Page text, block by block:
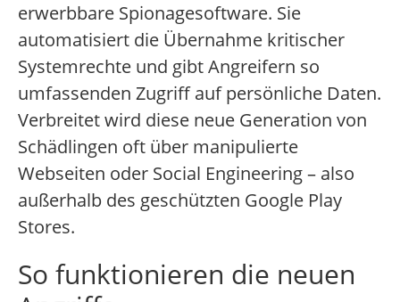
erwerbbare Spionagesoftware. Sie
automatisiert die Übernahme kritischer
Systemrechte und gibt Angreifern so
umfassenden Zugriff auf persönliche Daten.
Verbreitet wird diese neue Generation von
Schädlingen oft über manipulierte
Webseiten oder Social Engineering – also
außerhalb des geschützten Google Play
Stores.
So funktionieren die neuen